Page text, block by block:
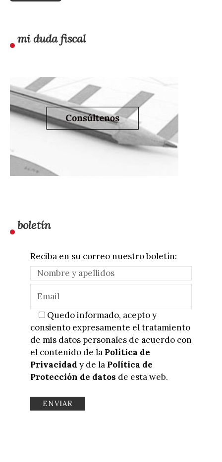
mi duda fiscal
boletín
Reciba en su correo nuestro boletín:
Quedo informado, acepto y
consiento expresamente el tratamiento
de mis datos personales de acuerdo con
el contenido de la Política de
Privacidad y de la Política de
Protección de datos de esta web.